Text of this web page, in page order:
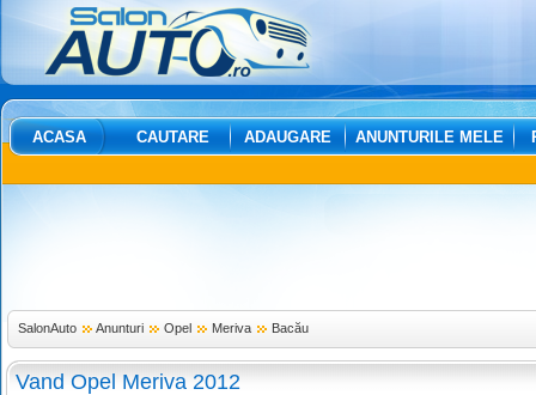
ACASA CAUTARE ADAUGARE ANUNTURILE MELE
SalonAuto Anunturi Opel Meriva Bacău
Vand Opel Meriva 2012